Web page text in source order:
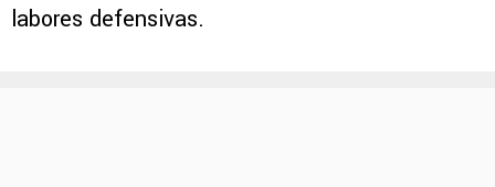
labores defensivas.